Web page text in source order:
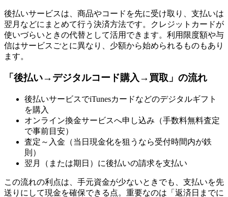
後払いサービスは、商品やコードを先に受け取り、支払いは
翌月などにまとめて行う決済方法です。クレジットカードが
使いづらいときの代替として活用できます。利用限度額や与
信はサービスごとに異なり、少額から始められるものもあり
ます。
「後払い→デジタルコード購入→買取」の流れ
後払いサービスでiTunesカードなどのデジタルギフト
を購入
オンライン換金サービスへ申し込み（手数料無料査定
で事前目安）
査定～入金（当日現金化を狙うなら受付時間内が鉄
則）
翌月（または期日）に後払いの請求を支払い
この流れの利点は、手元資金が少ないときでも、支払いを先
送りにして現金を確保できる点。重要なのは「返済日までに